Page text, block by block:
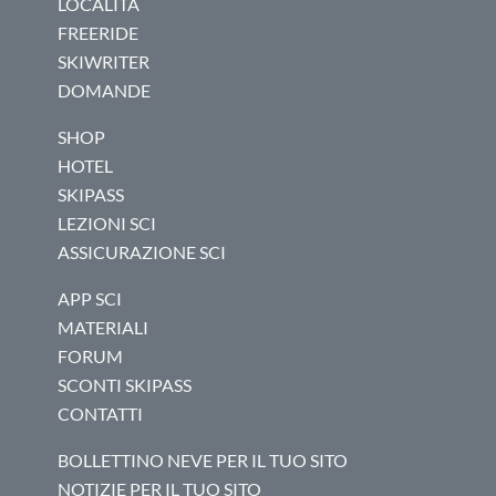
FREERIDE
SKIWRITER
DOMANDE
SHOP
HOTEL
SKIPASS
LEZIONI SCI
ASSICURAZIONE SCI
APP SCI
MATERIALI
FORUM
SCONTI SKIPASS
CONTATTI
BOLLETTINO NEVE PER IL TUO SITO
NOTIZIE PER IL TUO SITO